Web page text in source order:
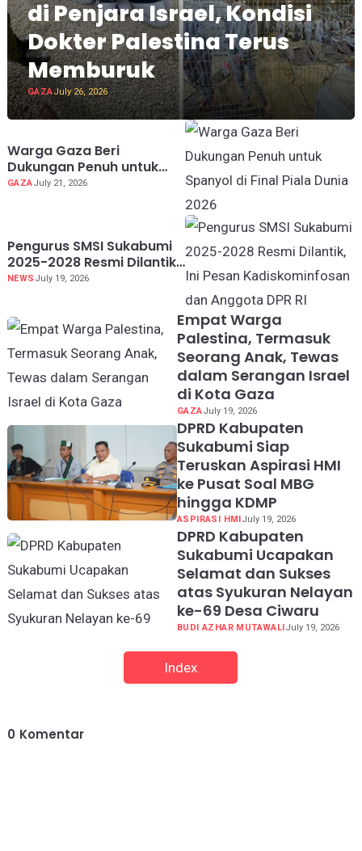
di Penjara Israel, Kondisi
Dokter Palestina Terus
Memburuk
GAZAJuly 26, 2026
Warga Gaza Beri
Dukungan Penuh untuk
Spanyol di Final Piala
GAZAJuly 21, 2026
Pengurus SMSI Sukabumi
2025-2028 Resmi Dilantik,
Ini Pesan Kadiskominfosan
NEWS July 19, 2026
Empat Warga
Palestina, Termasuk
Seorang Anak, Tewas
dalam Serangan Israel
di Kota Gaza
GAZAJuly 19, 2026
DPRD Kabupaten
Sukabumi Siap
Teruskan Aspirasi HMI
ke Pusat Soal MBG
hingga KDMP
ASPIRASI HMIJuly 19, 2026
DPRD Kabupaten
Sukabumi Ucapakan
Selamat dan Sukses
atas Syukuran Nelayan
ke-69 Desa Ciwaru
BUDI AZHAR MUTAWALIJuly 19, 2026
Index
0 Komentar